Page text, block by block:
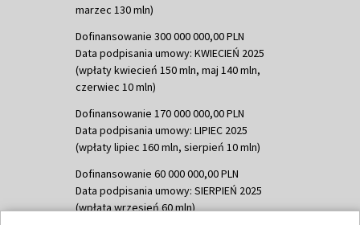
marzec 130 mln)
Dofinansowanie 300 000 000,00 PLN
Data podpisania umowy: KWIECIEŃ 2025
(wpłaty kwiecień 150 mln, maj 140 mln,
czerwiec 10 mln)
Dofinansowanie 170 000 000,00 PLN
Data podpisania umowy: LIPIEC 2025
(wpłaty lipiec 160 mln, sierpień 10 mln)
Dofinansowanie 60 000 000,00 PLN
Data podpisania umowy: SIERPIEŃ 2025
(wpłata wrzesień 60 mln)